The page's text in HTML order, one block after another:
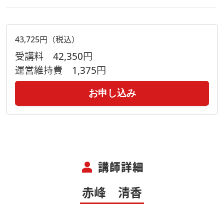
43,725円（税込）
受講料 42,350円
運営維持費 1,375円
お申し込み
person 講師詳細
赤峰 清香